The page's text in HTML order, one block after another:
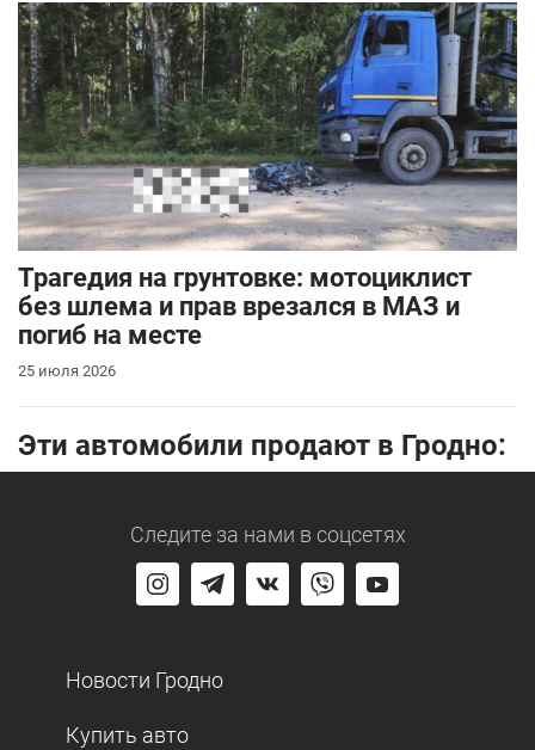
Трагедия на грунтовке: мотоциклист
без шлема и прав врезался в МАЗ и
погиб на месте
25 июля 2026
Эти автомобили продают в Гродно:
Следите за нами в соцсетях
Новости Гродно
Купить авто